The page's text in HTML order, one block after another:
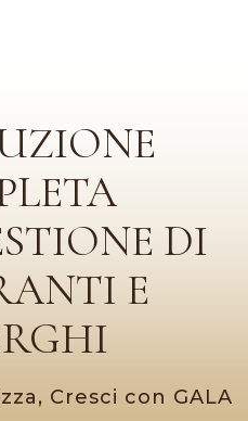
DI
E
Cresci con GALA